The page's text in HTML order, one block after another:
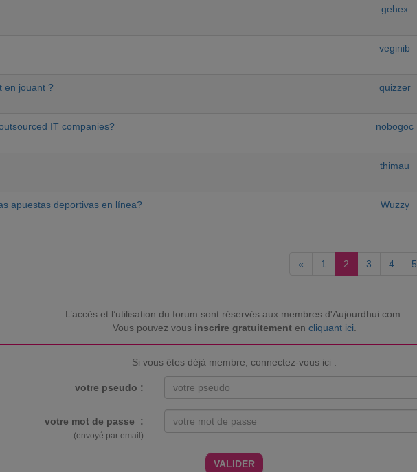
gehex
veginib
en jouant ? quizzer
IT companies? nobogoc
thimau
apuestas deportivas en línea? Wuzzy
« 1 2 3 4 5
L’accès et l’utilisation du forum sont réservés aux membres d'Aujourdhui.com.
Vous pouvez vous inscrire gratuitementen cliquant ici
Si vous êtes déjà membre, connectez-vous ici :
votre pseudo :
votre mot de passe :
(envoyé par email)
VALIDER